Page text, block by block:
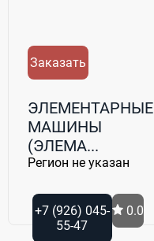
Заказать
ЭЛЕМЕНТАРНЫЕ
МАШИНЫ
(ЭЛЕМА...
Регион не указан
+7 (926) 045-
55-47
0.0